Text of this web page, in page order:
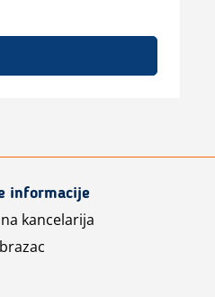
informacije
kancelarija